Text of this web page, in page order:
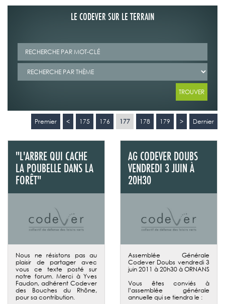
LE CODEVER SUR LE TERRAIN
Premier < 175 176 177 178 179 > Dernier
"L'ARBRE QUI CACHE
LA POUBELLE DANS LA
FORÊT"
Nous ne résistons pas au
plaisir de partager avec
vous ce texte posté sur
notre forum. Merci à Yves
Faudon, adhérent Codever
des Bouches du Rhône,
pour sa contribution.
AG CODEVER DOUBS
VENDREDI 3 JUIN À
20H30
Assemblée Générale
Codever Doubs vendredi 3
juin 2011 à 20h30 à ORNANS
Vous êtes conviés à
l’assemblée générale
annuelle qui se tiendra le :